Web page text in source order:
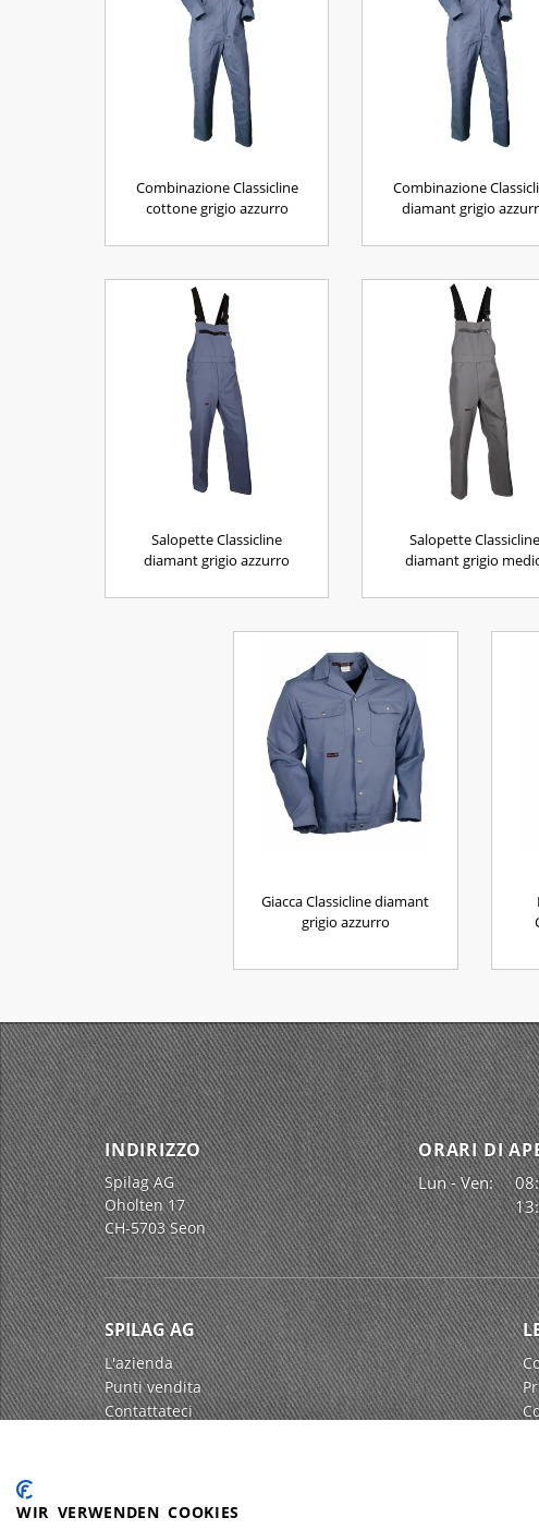
Combinazione Classicline
cottone grigio azzurro
Combinazione
diamant grigio
Salopette Classicline
diamant grigio azzurro
Salopette Classicline
diamant grigio
Giacca Classicline diamant
grigio azzurro
INDIRIZZO
Spilag AG
Oholten 17
CH-5703 Seon
ORARI DI
Lun - Ven:
SPILAG AG
L'azienda
Punti vendita
Contattateci
Impressum Protezione dei dati
WIR VERWENDEN COOKIES